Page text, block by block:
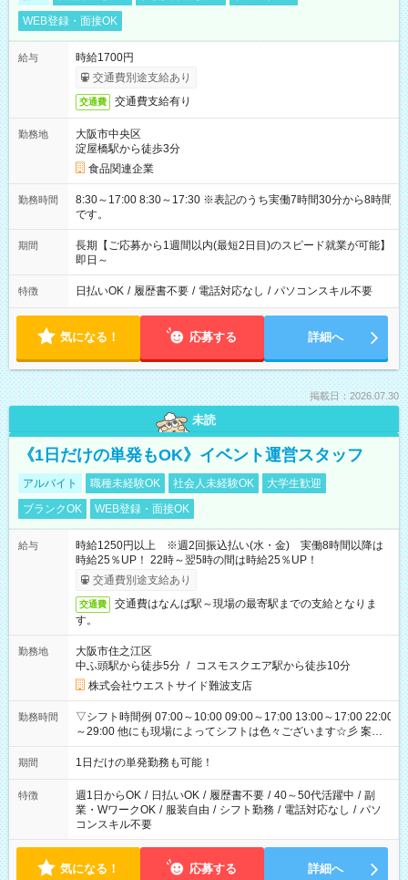
WEB登録・面接OK
給与
時給1700円
交通費別途支給あり
交通費 交通費支給有り
勤務地
大阪市中央区
淀屋橋駅から徒歩3分
食品関連企業
勤務時間
8:30～17:00 8:30～17:30 ※表記のうち実働7時間30分から8時間
です。
期間
長期【ご応募から1週間以内(最短2日目)のスピード就業が可能】
即日～
特徴 日払いOK / 履歴書不要 / 電話対応なし / パソコンスキル不要
気になる！ 応募する 詳細へ
掲載日：2026.07.30
未読
《1日だけの単発もOK》イベント運営スタッフ
アルバイト 職種未経験OK 社会人未経験OK
大学生歓迎
ブランクOK
WEB登録・面接OK
給与
時給1250円以上 ※週2回振込払い(水・金) 実働8時間以降は
時給25％UP！ 22時～翌5時の間は時給25％UP！
交通費別途支給あり
交通費
交通費はなんば駅～現場の最寄駅までの支給となりま
す。
勤務地
大阪市住之江区
中ふ頭駅から徒歩5分 / コスモスクエア駅から徒歩10分
株式会社ウエストサイド難波支店
勤務時間
▽シフト時間例 07:00～10:00 09:00～17:00 13:00～17:00 22:00
～29:00 他にも現場によってシフトは色々ございます☆彡 案件
次第では午前中で終わるお仕事も...！
期間 1日だけの単発勤務も可能！
特徴 週1日からOK / 日払いOK / 履歴書不要 / 40～50代活躍中 / 副
業・WワークOK / 服装自由 / シフト勤務 / 電話対応なし / パソ
コンスキル不要
気になる！ 応募する 詳細へ